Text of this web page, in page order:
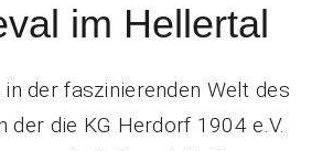
im Hellertal
der faszinierenden Welt des
der die KG Herdorf 1904 e.V.